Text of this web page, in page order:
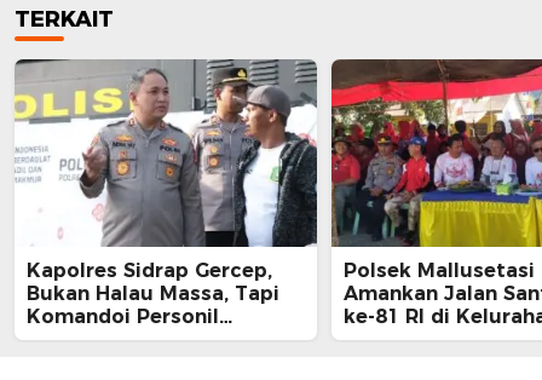
TERKAIT
Kapolres Sidrap Gercep,
Bukan Halau Massa, Tapi
Komandoi Personil
Kerahkan Water Canon
Polsek Mallusetasi
Amankan Jalan
ke-81 RI di
Mallawa